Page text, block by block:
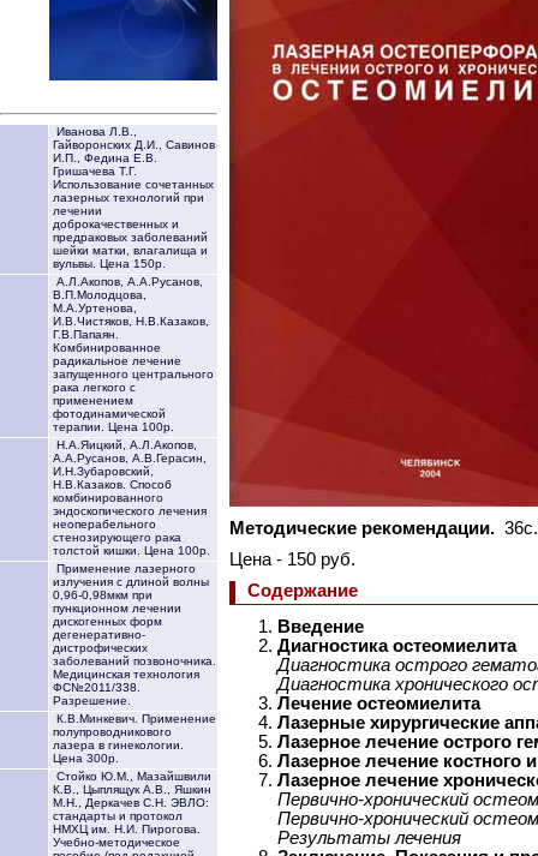
Иванова Л.В.,
Гайворонских Д.И., Савинов
И.П., Федина Е.В.
Гришачева Т.Г.
Использование сочетанных
лазерных технологий при
лечении
доброкачественных и
предраковых заболеваний
шейки матки, влагалища и
вульвы. Цена 150р.
А.Л.Акопов, А.А.Русанов,
В.П.Молодцова,
М.А.Уртенова,
И.В.Чистяков, Н.В.Казаков,
Г.В.Папаян.
Комбинированное
радикальное лечение
запущенного центрального
рака легкого с
применением
фотодинамической
терапии. Цена 100р.
Н.А.Яицкий, А.Л.Акопов,
А.А.Русанов, А.В.Герасин,
И.Н.Зубаровский,
Н.В.Казаков. Способ
комбинированного
эндоскопического лечения
неоперабельного
стенозирующего рака
толстой кишки. Цена 100р.
Применение лазерного
излучения с длиной волны
0,96-0,98мкм при
пункционном лечении
дискогенных форм
дегенеративно-
дистрофических
заболеваний позвоночника.
Медицинская технология
ФС№2011/338.
Разрешение.
К.В.Минкевич. Применение
полупроводникового
лазера в гинекологии.
Цена 300р.
Стойко Ю.М., Мазайшвили
К.В., Цыплящук А.В., Яшкин
М.Н., Деркачев С.Н. ЭВЛО:
стандарты и протокол
НМХЦ им. Н.И. Пирогова.
Учебно-методическое
Методические рекомендации.
Цена - 150 руб.
Содержание
Введение
Диагностика остеомиелита
Диагностика острого
Диагностика хронического
Лечение остеомиелита
Лазерные хирургические
Лазерное лечение острого
Лазерное лечение костного
Лазерное лечение
Первично-хронический
Первично-хронический
Результаты лечения